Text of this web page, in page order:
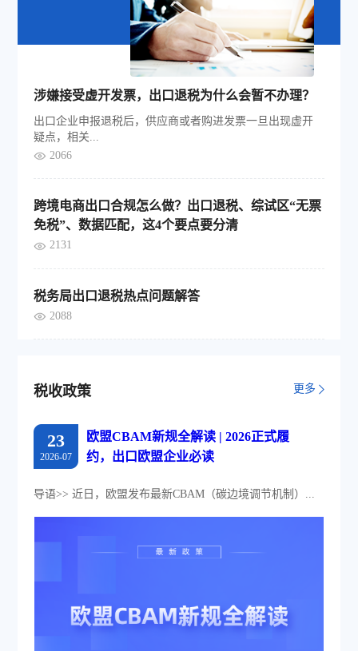
涉嫌接受虚开发票，出口退税为什么会暂不办理？
出口企业申报退税后，供应商或者购进发票一旦出现虚开
疑点，相关...
2066
跨境电商出口合规怎么做？出口退税、综试区“无票
免税”、数据匹配，这4个要点要分清
2131
税务局出口退税热点问题解答
2088
税收政策 更多
23
2026-07
欧盟CBAM新规全解读 | 2026正式履
约，出口欧盟企业必读
导语>> 近日，欧盟发布最新CBAM（碳边境调节机制）...